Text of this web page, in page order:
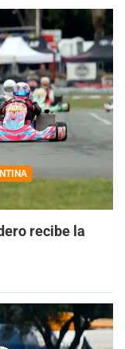
recibe la